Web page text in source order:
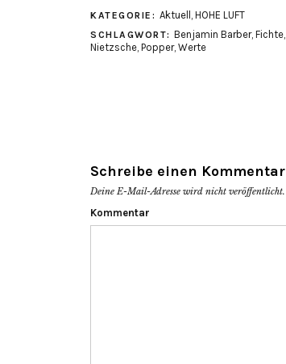
teilen
(Wird
neuem
Fenster
geöffnet)
(Wird
neuem
Fenster
KATEGORIE: Aktuell , HOHE LUFT
SCHLAGWORT: Benjamin Barber, Fichte,
Nietzsche, Popper, Werte
Schreibe einen Kommentar
Deine E-Mail-Adresse wird nicht veröffentlicht.
Kommentar